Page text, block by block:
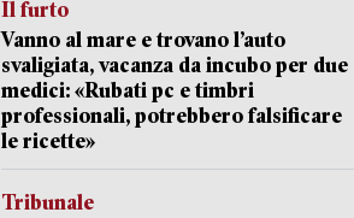
Il furto
Vanno al mare e trovano l’auto
svaligiata, vacanza da incubo per due
medici: «Rubati pc e timbri
professionali, potrebbero falsificare
le ricette»
Tribunale